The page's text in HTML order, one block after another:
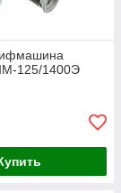
125/1400Э